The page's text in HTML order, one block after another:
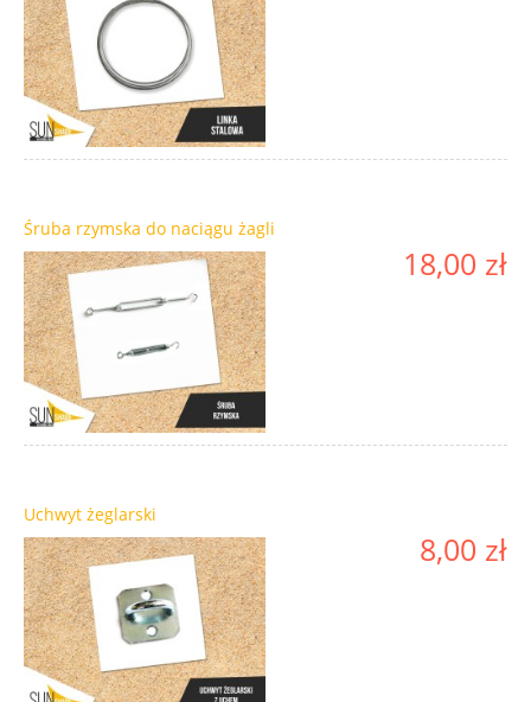
Śruba rzymska do naciągu żagli
18,00 zł
Uchwyt żeglarski
8,00 zł